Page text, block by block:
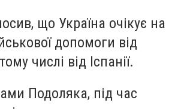
що Україна очікує на
допомоги від
числі від Іспанії.
Подоляка, під час